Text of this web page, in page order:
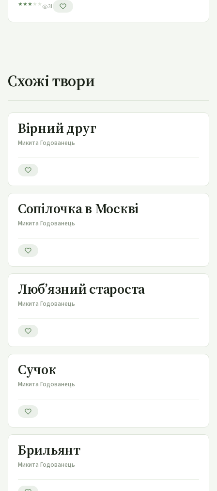
★★★ ★ ★ 31
Схожі твори
Вірний друг
Вірний друг
Микита Годованець
Сопілочка в Москві
Сопілочка в Москві
Микита Годованець
Люб’язний староста
Люб’язний староста
Микита Годованець
Сучок
Сучок
Микита Годованець
Брильянт
Брильянт
Микита Годованець